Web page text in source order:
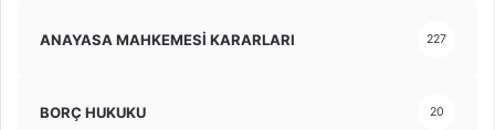
ANAYASA MAHKEMESİ KARARLARI 227
BORÇ HUKUKU 20